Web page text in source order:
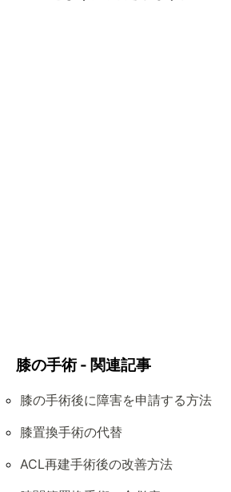
膝の手術 - 関連記事
膝の手術後に障害を申請する方法
膝置換手術の代替
ACL再建手術後の改善方法